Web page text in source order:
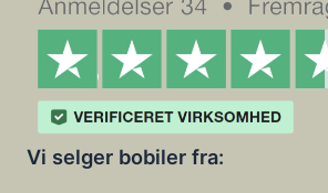
Vi selger bobiler fra: